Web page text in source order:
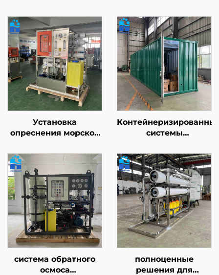
Установка
опреснения морской
крупногабаритная
солнечная
контейнеризированная
система обратного
осмоса,
опреснительная
установка для
морской воды
системы
сертифицированные
по стандартам CE/ISO
| Промышленная
система обратного
осмоса
производительностью
50–500 м³/сут
система обратного
осмоса
полноценные
решения для